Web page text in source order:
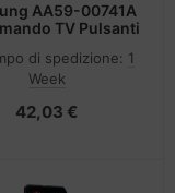
AA59-00741A
TV Pulsanti
di spedizione: 1
Week
42,03 €